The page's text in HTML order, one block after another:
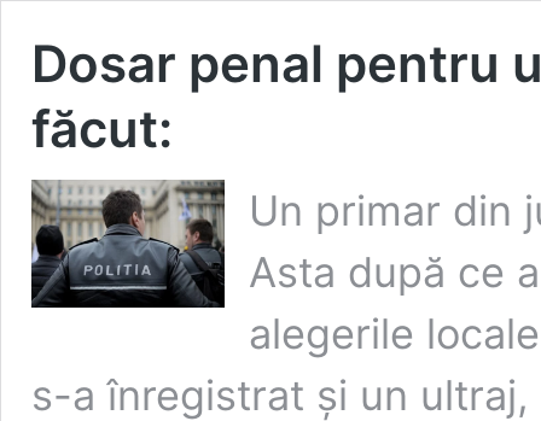
Dosar penal pentru
făcut:
Un primar din
Asta după ce
alegerile
s-a înregistrat și un